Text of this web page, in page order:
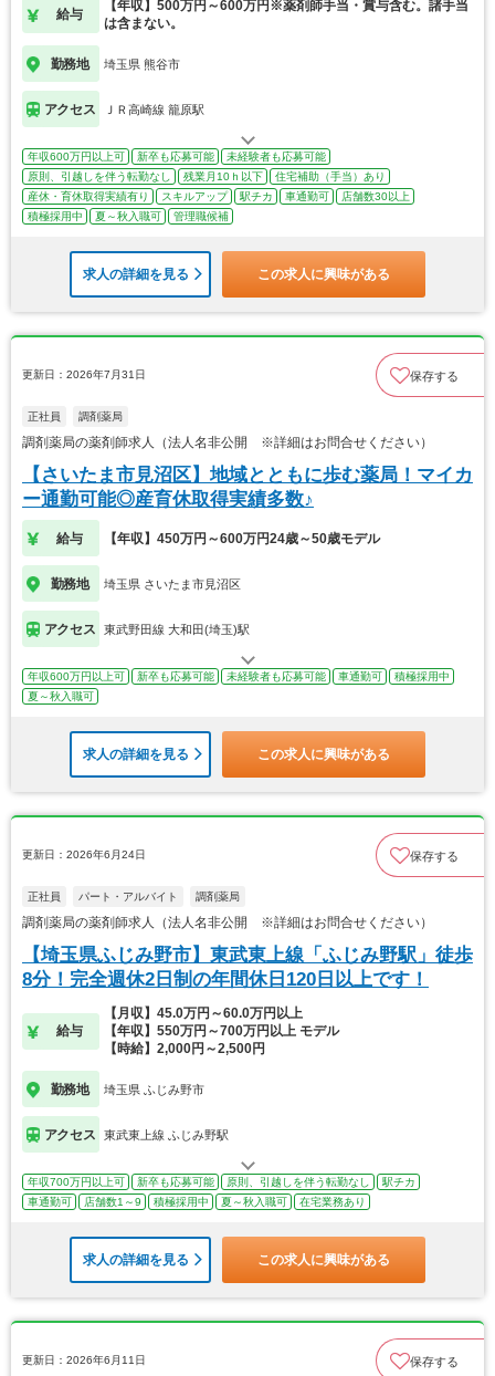
給与
【年収】500万円～600万円※薬剤師手当・賞与含む。諸手当
は含まない。
勤務地 埼玉県 熊谷市
アクセス ＪＲ高崎線 籠原駅
年収600万円以上可 新卒も応募可能
未経験者も応募可能
原則、引越しを伴う転勤なし
残業月10ｈ以下
住宅補助（手当）あり
産休・育休取得実績有り
スキルアップ 駅チカ 車通勤可
店舗数30以上
積極採用中
夏～秋入職可 管理職候補
求人の詳細を見る この求人に興味がある
更新日：2026年7月31日 保存する
正社員 調剤薬局
調剤薬局の薬剤師求人（法人名非公開 ※詳細はお問合せください）
【さいたま市見沼区】地域とともに歩む薬局！マイカ
ー通勤可能◎産育休取得実績多数♪
給与 【年収】450万円～600万円24歳～50歳モデル
勤務地 埼玉県 さいたま市見沼区
アクセス 東武野田線 大和田(埼玉)駅
年収600万円以上可 新卒も応募可能 未経験者も応募可能 車通勤可
積極採用中
夏～秋入職可
求人の詳細を見る この求人に興味がある
更新日：2026年6月24日 保存する
正社員 パート・アルバイト 調剤薬局
調剤薬局の薬剤師求人（法人名非公開 ※詳細はお問合せください）
【埼玉県ふじみ野市】東武東上線「ふじみ野駅」徒歩
8分！完全週休2日制の年間休日120日以上です！
給与
【月収】45.0万円～60.0万円以上
【年収】550万円～700万円以上 モデル
【時給】2,000円～2,500円
勤務地 埼玉県 ふじみ野市
アクセス 東武東上線 ふじみ野駅
年収700万円以上可 新卒も応募可能 原則、引越しを伴う転勤なし
駅チカ
車通勤可
店舗数1～9 積極採用中 夏～秋入職可 在宅業務あり
求人の詳細を見る この求人に興味がある
更新日：2026年6月11日 保存する